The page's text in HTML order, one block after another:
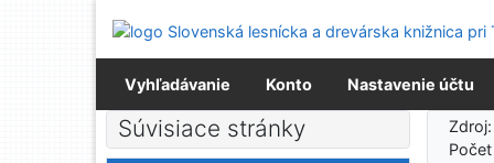
Prejsť na menu
Prehlásenie o webovej prístupnosti
Vyhľadávanie Konto Nastavenie účtu
Súvisiace stránky